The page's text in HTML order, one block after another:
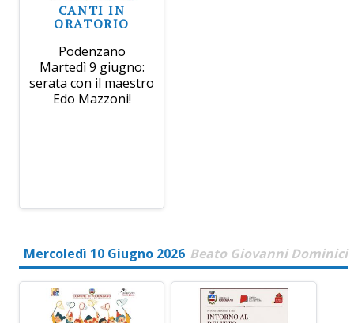
CANTI IN
ORATORIO
Podenzano
Martedì 9 giugno:
serata con il maestro
Edo Mazzoni!
Mercoledì 10 Giugno 2026 Beato Giovanni Dominici